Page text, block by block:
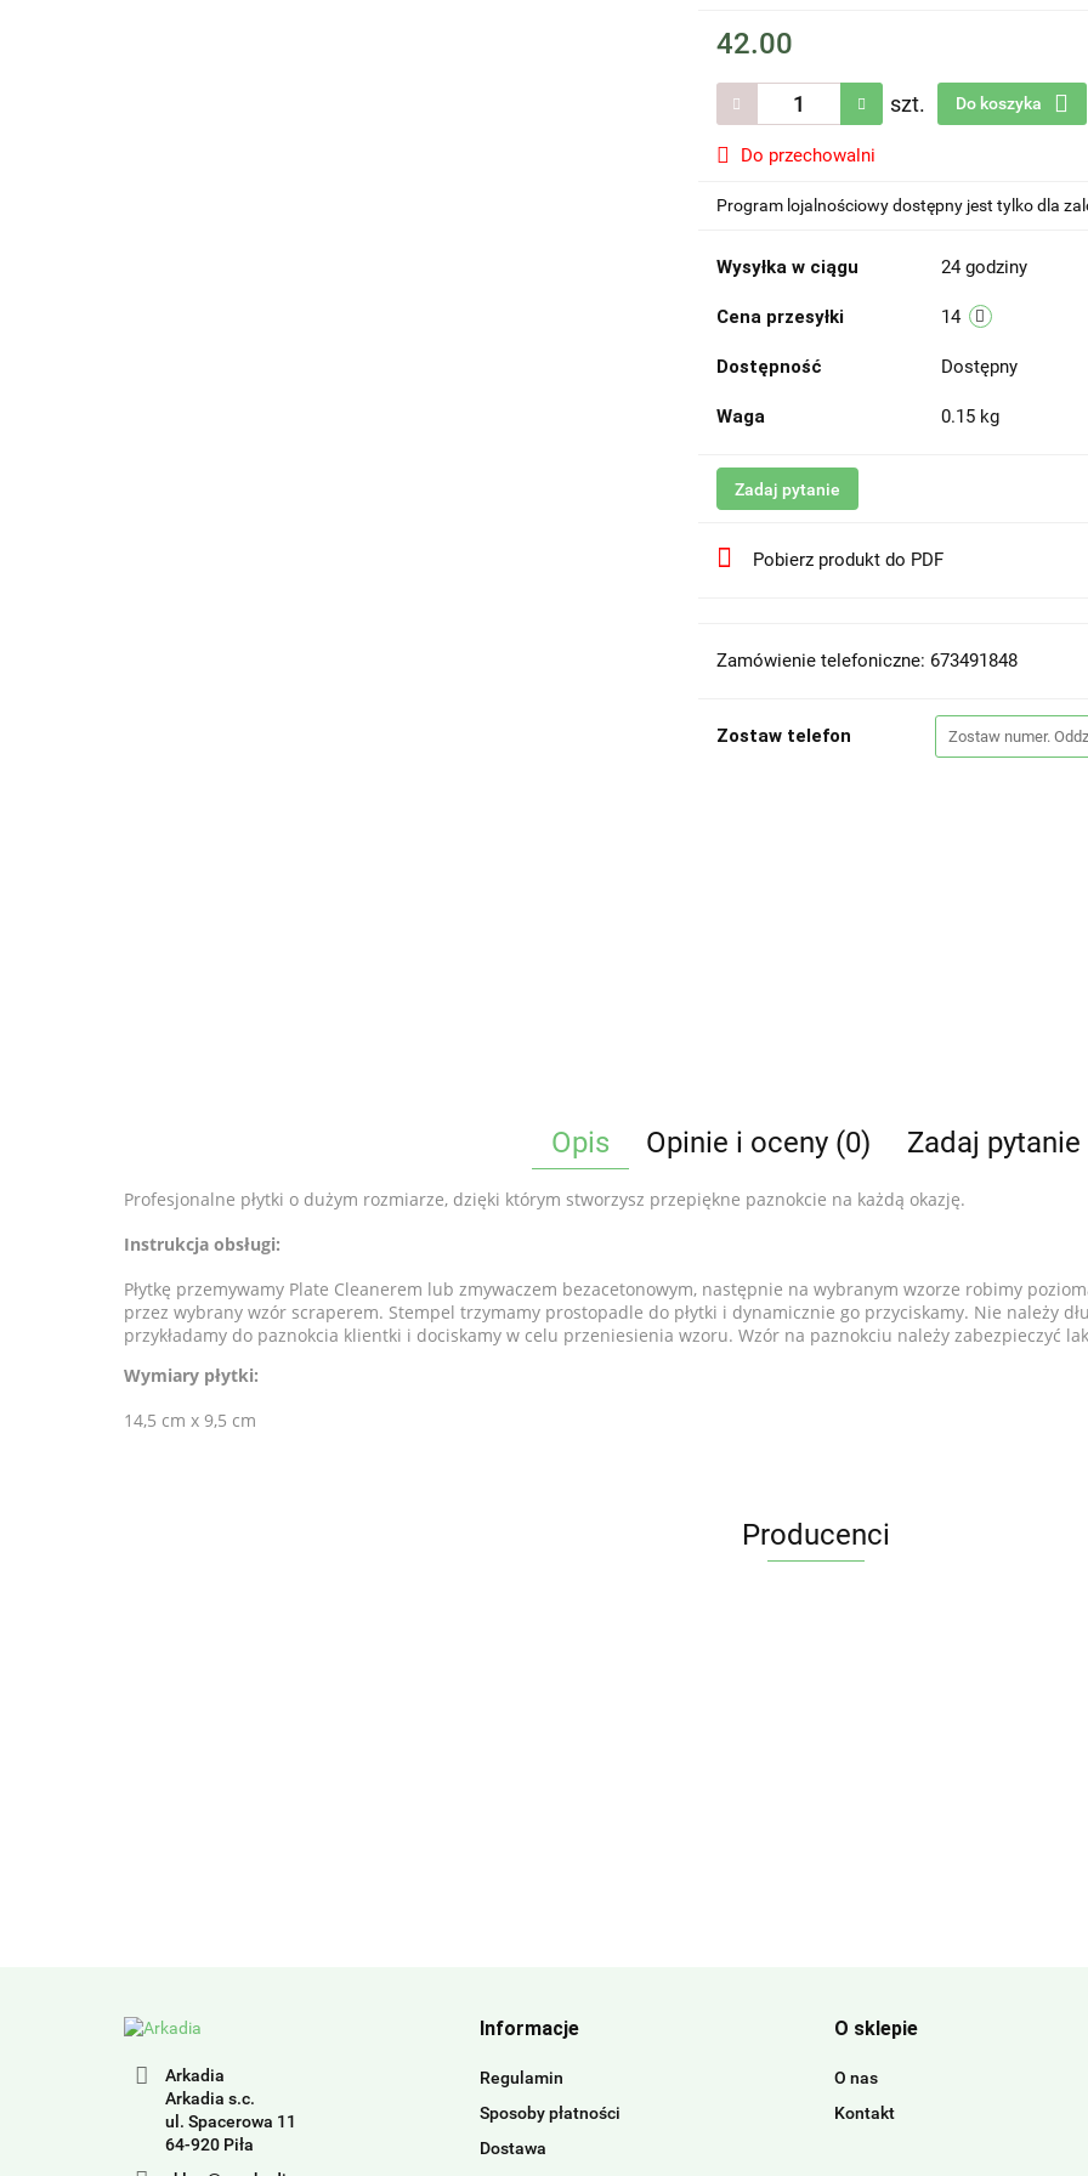
42.00
szt. Do koszyka
Do przechowalni
Program lojalnościowy dostępny jest tylko dla
Wysyłka w ciągu 24 godziny
Cena przesyłki 14
Dostępność Dostępny
Waga 0.15 kg
Zadaj pytanie
Pobierz produkt do PDF
Zamówienie telefoniczne: 673491848
Zostaw telefon
Opis Opinie i oceny (0) Zadaj pytanie
Profesjonalne płytki o dużym rozmiarze, dzięki którym stworzysz przepiękne paznokcie na każdą okazję.
Instrukcja obsługi:
Płytkę przemywamy Plate Cleanerem lub zmywaczem bezacetonowym, następnie na wybranym wzorze robimy
przez wybrany wzór scraperem. Stempel trzymamy prostopadle do płytki i dynamicznie go przyciskamy. Nie należy
przykładamy do paznokcia klientki i dociskamy w celu przeniesienia wzoru. Wzór na paznokciu należy zabezpieczyć
Wymiary płytki:
14,5 cm x 9,5 cm
Producenci
Arkadia
Arkadia s.c.
ul. Spacerowa 11
64-920 Piła
Informacje
Regulamin
Sposoby płatności
Dostawa
O sklepie
O nas
Kontakt